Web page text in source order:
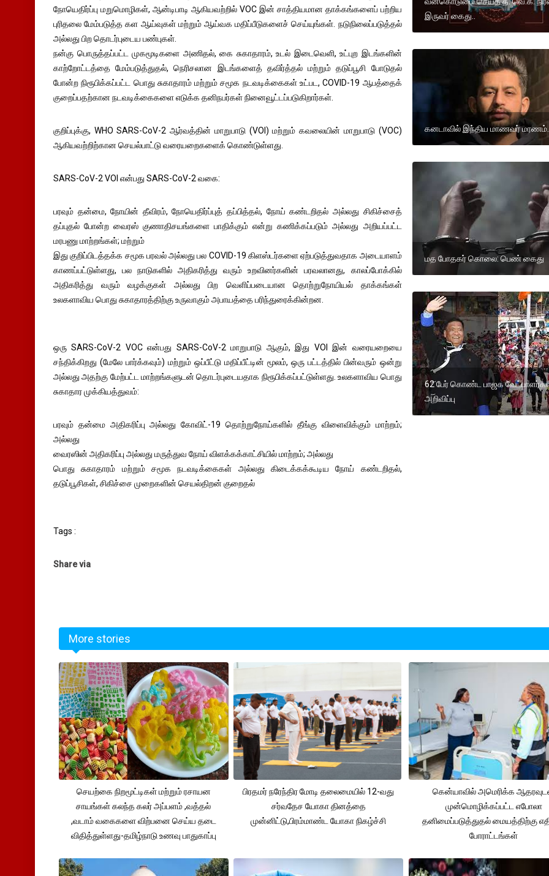
நோயெதிர்ப்பு மறுமொழிகள், ஆன்டிபாடி ஆகியவற்றில் VOC இன் சாத்தியமான தாக்கங்களைப் பற்றிய
புரிதலை மேம்படுத்த கள ஆய்வுகள் மற்றும் ஆய்வக மதிப்பீடுகளைச் செய்யுங்கள். நடுநிலைப்படுத்தல்
அல்லது பிற தொடர்புடைய பண்புகள்.
நன்கு பொருத்தப்பட்ட முகமூடிகளை அணிதல், கை சுகாதாரம், உடல் இடைவெளி, உட்புற இடங்களின்
காற்றோட்டத்தை மேம்படுத்துதல், நெரிசலான இடங்களைத் தவிர்த்தல் மற்றும் தடுப்பூசி போடுதல்
போன்ற நிரூபிக்கப்பட்ட பொது சுகாதாரம் மற்றும் சமூக நடவடிக்கைகள் உட்பட, COVID-19 ஆபத்தைக்
குறைப்பதற்கான நடவடிக்கைகளை எடுக்க தனிநபர்கள் நினைவூட்டப்படுகிறார்கள்.
குறிப்புக்கு, WHO SARS-CoV-2 ஆர்வத்தின் மாறுபாடு (VOI) மற்றும் கவலையின் மாறுபாடு (VOC)
ஆகியவற்றிற்கான செயல்பாட்டு வரையறைகளைக் கொண்டுள்ளது.
SARS-CoV-2 VOI என்பது SARS-CoV-2 வகை:
பரவும் தன்மை, நோயின் தீவிரம், நோயெதிர்ப்புத் தப்பித்தல், நோய் கண்டறிதல் அல்லது சிகிச்சைத்
தப்புதல் போன்ற வைரஸ் குணாதிசயங்களை பாதிக்கும் என்று கணிக்கப்படும் அல்லது அறியப்பட்ட
மரபணு மாற்றங்கள்; மற்றும்
இது குறிப்பிடத்தக்க சமூக பரவல் அல்லது பல COVID-19 கிளஸ்டர்களை ஏற்படுத்துவதாக அடையாளம்
காணப்பட்டுள்ளது, பல நாடுகளில் அதிகரித்து வரும் உறவினர்களின் பரவலானது, காலப்போக்கில்
அதிகரித்து வரும் வழக்குகள் அல்லது பிற வெளிப்படையான தொற்றுநோயியல் தாக்கங்கள்
உலகளாவிய பொது சுகாதாரத்திற்கு உருவாகும் அபாயத்தை பரிந்துரைக்கின்றன.
ஒரு SARS-CoV-2 VOC என்பது SARS-CoV-2 மாறுபாடு ஆகும், இது VOI இன் வரையறையை
சந்திக்கிறது (மேலே பார்க்கவும்) மற்றும் ஒப்பீட்டு மதிப்பீட்டின் மூலம், ஒரு பட்டத்தில் பின்வரும் ஒன்று
அல்லது அதற்கு மேற்பட்ட மாற்றங்களுடன் தொடர்புடையதாக நிரூபிக்கப்பட்டுள்ளது. உலகளாவிய பொது
சுகாதார முக்கியத்துவம்:
பரவும் தன்மை அதிகரிப்பு அல்லது கோவிட்-19 தொற்றுநோய்களில் தீங்கு விளைவிக்கும் மாற்றம்;
அல்லது
வைரஸின் அதிகரிப்பு அல்லது மருத்துவ நோய் விளக்கக்காட்சியில் மாற்றம்; அல்லது
பொது சுகாதாரம் மற்றும் சமூக நடவடிக்கைகள் அல்லது கிடைக்கக்கூடிய நோய் கண்டறிதல்,
தடுப்பூசிகள், சிகிச்சை முறைகளின் செயல்திறன் குறைதல்
Tags :
Share via
இருவர் கைது..
கனடாவில் இந்திய மாணவர்
மத போதகர் கொலை: பெண் கைது
62 பேர் கொண்ட பாஜக
அறிவிப்பு
More stories
செயற்கை நிறமூட்டிகள் மற்றும் ரசாயன
சாயங்கள் கலந்த கலர் அப்பளம் ,வத்தல்
,வடாம் வகைகளை விற்பனை செய்ய தடை
விதித்துள்ளது-தமிழ்நாடு உணவு பாதுகாப்பு
பிரதமர் நரேந்திர மோடி தலைமையில் 12-வது
சர்வதேச யோகா தினத்தை
முன்னிட்டு,பிரம்மாண்ட யோகா நிகழ்ச்சி
கென்யாவில் அமெரிக்க
முன்மொழிக்கப்பட்ட எபோலா
தனிமைப்படுத்துதல் மையத்திற்கு
போராட்டங்கள்